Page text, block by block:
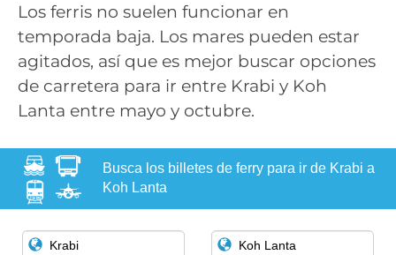
Los ferris no suelen funcionar en
temporada baja. Los mares pueden estar
agitados, así que es mejor buscar opciones
de carretera para ir entre Krabi y Koh
Lanta entre mayo y octubre.
Busca los billetes de ferry para ir de Krabi a
Koh Lanta